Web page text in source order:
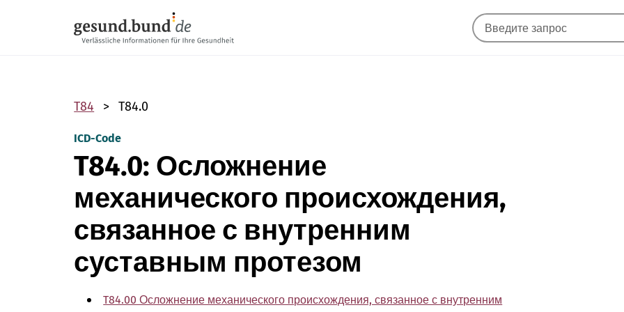
T84 T84.0
ICD-Code
T84.0: Осложнение
механического происхождения,
связанное с внутренним
суставным протезом
T84.00 Осложнение механического происхождения, связанное с внутренним